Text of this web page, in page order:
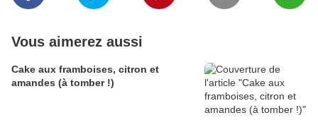
Vous aimerez aussi
Cake aux framboises, citron et
amandes (à tomber !)